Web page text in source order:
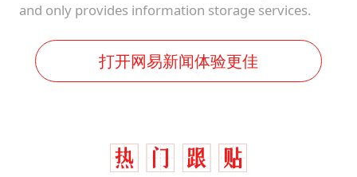
and only provides information storage services.
打开网易新闻体验更佳